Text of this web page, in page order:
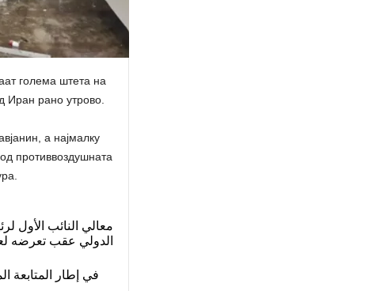
голема штета на
Иран рано утрово.
а најмалку
противвоздушната
الدولي عقب تعرضه
في إطار المتابعة